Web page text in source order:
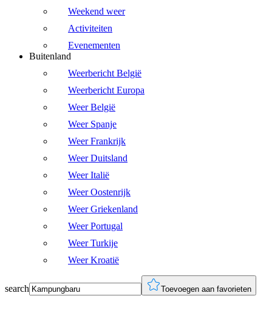
Weekend weer
Activiteiten
Evenementen
Buitenland
Weerbericht België
Weerbericht Europa
Weer België
Weer Spanje
Weer Frankrijk
Weer Duitsland
Weer Italië
Weer Oostenrijk
Weer Griekenland
Weer Portugal
Weer Turkije
Weer Kroatië
search Toevoegen aan favorieten